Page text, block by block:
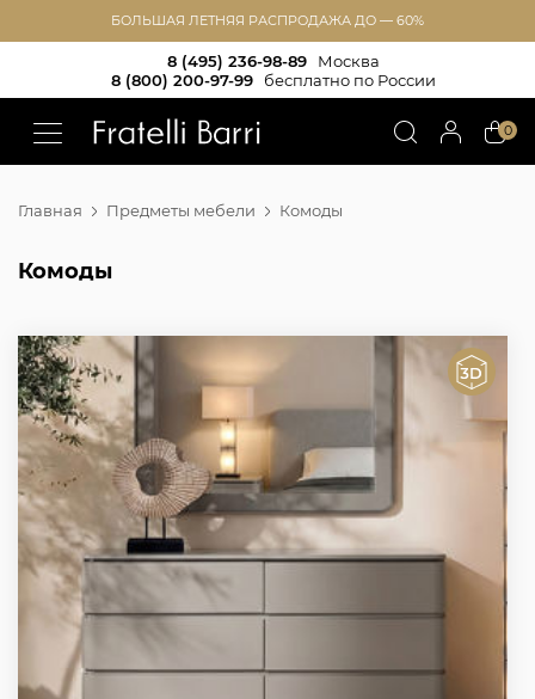
БОЛЬШАЯ ЛЕТНЯЯ РАСПРОДАЖА ДО — 60%
8 (495) 236-98-89
Москва
8 (800) 200-97-99
бесплатно по России
0
Главная Предметы мебели Комоды
Комоды